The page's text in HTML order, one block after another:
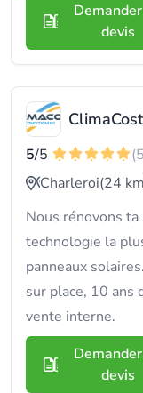
devis
5/5
Charleroi(24
Nous rénovons
technologie la
panneaux
sur place, 10 ans
vente interne.
devis